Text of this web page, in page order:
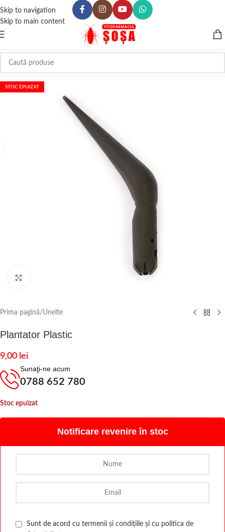
Skip to navigation
Skip to main content
STOC EPUIZAT
Prima pagină/Unelte
Plantator Plastic
9,00 lei
Sunaţi-ne acum
0788 652 780
Stoc epuizat
Notificare revenire în stoc
Sunt de acord cu termenii și condițiile și cu politica de